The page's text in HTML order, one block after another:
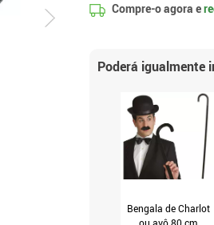
Compre-o agora e
Poderá igualmente
Bengala de Charlot